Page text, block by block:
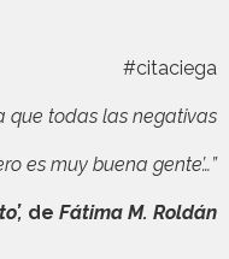
#citaciega
que todas las negativas
es muy buena gente’…”
de Fátima M. Roldán